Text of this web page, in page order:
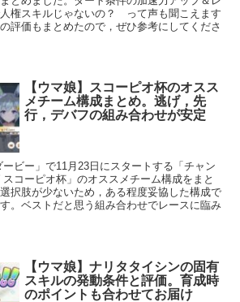
権スキルじゃないの？ って声も聞こえます
評価もまとめたので，ぜひ参考にしてくださ
【ウマ娘】スコーピオ杯のオスス
メチーム構成まとめ。逃げ，先
行，デバフの組み合わせが安定
ービー」で11月23日にスタートする「チャン
コーピオ杯」のオススメチーム構成をまと
択肢が少ないため，ある程度妥協した構成で
。ベストだと思う組み合わせでレースに臨み
【ウマ娘】ナリタタイシンの固有
スキルの発動条件と評価。育成時
のポイントも合わせてお届け